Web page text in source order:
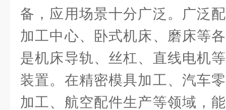
备，应用场景十分广泛。广泛
加工中心、卧式机床、磨床等
是机床导轨、丝杠、直线电机
装置。在精密模具加工、汽车
加工、航空配件生产等领域，